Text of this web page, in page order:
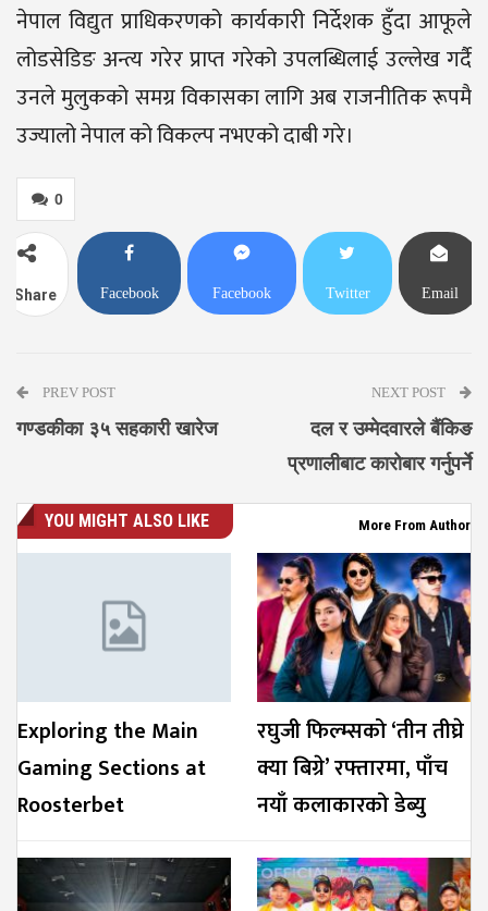
नेपाल विद्युत प्राधिकरणको कार्यकारी निर्देशक हुँदा आफूले
लोडसेडिङ अन्त्य गरेर प्राप्त गरेको उपलब्धिलाई उल्लेख गर्दै
उनले मुलुकको समग्र विकासका लागि अब राजनीतिक रूपमै
उज्यालो नेपाल को विकल्प नभएको दाबी गरे।
0
Share Facebook Facebook Twitter Email
PREV POST
गण्डकीका ३५ सहकारी खारेज
NEXT POST
दल र उम्मेदवारले बैंकिङ
प्रणालीबाट कारोबार गर्नुपर्ने
YOU MIGHT ALSO LIKE More From Author
Exploring the Main
Gaming Sections at
Roosterbet
रघुजी फिल्म्सको ‘तीन तीघ्रे
क्या बिग्रे’ रफ्तारमा, पाँच
नयाँ कलाकारको डेब्यु